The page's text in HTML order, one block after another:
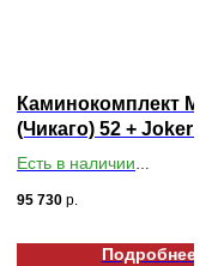
Каминокомплект
(Чикаго) 52 + Joker 52
1600Вт
Есть в наличии
95 730 р.
Подробнее